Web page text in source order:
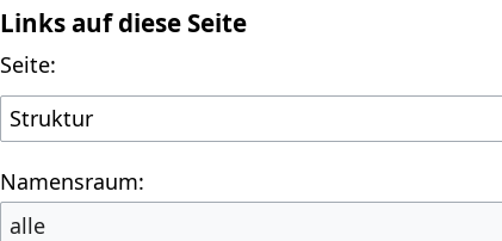
Links auf diese Seite
Seite:
Namensraum:
alle